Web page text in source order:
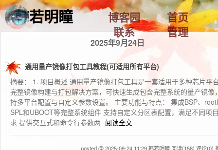
韩若明瞳 博客园
首页
联系
管理
2025年9月24日
通用量产镜像打包工具教程(可适用所有平台)
摘要： 1. 项目概述 通用量产镜像打包工具是一套适用于多种芯片平
完整镜像构建与打包解决方案，可快速生成包含完整系统的量产镜像
持多平台配置与自定义参数设置。 主要功能与特点： 集成BSP、
SPL和UBOOT等完整系统组件 支持自定义分区表配置，满足不同项
求 提供交互式和命令行参数两 阅读全文
posted @ 2025-09-24 11:29 韩若明瞳 阅读(158) 评论(0)